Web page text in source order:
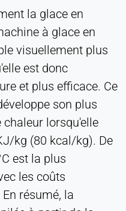
la glace en
à glace en
visuellement plus
est donc
et plus efficace. Ce
son plus
lorsqu'elle
kg (80 kcal/kg). De
est la plus
les coûts
résumé, la